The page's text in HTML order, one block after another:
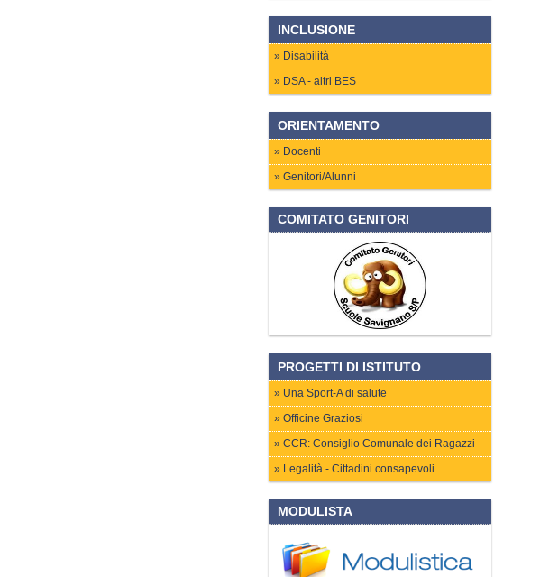
INCLUSIONE
Disabilità
DSA - altri BES
ORIENTAMENTO
Docenti
Genitori/Alunni
COMITATO GENITORI
PROGETTI DI ISTITUTO
Una Sport-A di salute
Officine Graziosi
CCR: Consiglio Comunale dei Ragazzi
Legalità - Cittadini consapevoli
MODULISTA